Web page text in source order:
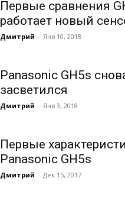
Первые сравнения
работает новый
Дмитрий - Янв 10, 2018
Panasonic GH5s
засветился
Дмитрий - Янв 3, 2018
Первые
Panasonic GH5s
Дмитрий - Дек 15, 2017